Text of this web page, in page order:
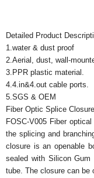
Detailed Product
1.water & dust proof
2.Aerial, dust, wall-
3.PPR plastic material.
4.4.in&4.out cable ports.
5.SGS & OEM
Fiber Optic Splice Closure
FOSC-V005 Fiber
the splicing and
closure is an openable
sealed with Silicon
tube. The closure can be